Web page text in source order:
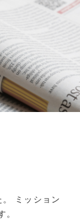
ミッション
。